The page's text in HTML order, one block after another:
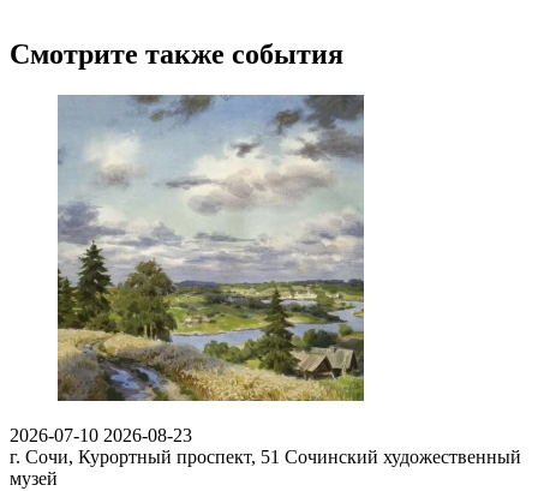
Смотрите также события
2026-07-10 2026-08-23
г. Сочи, Курортный проспект, 51 Сочинский художественный
музей